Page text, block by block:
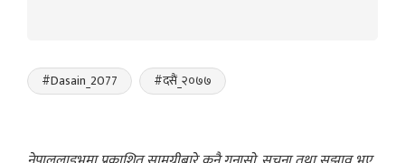
#Dasain_2077 #दसैं_२०७७